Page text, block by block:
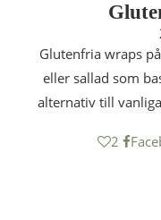
Glutenfria wraps
eller sallad som
alternativ till
2